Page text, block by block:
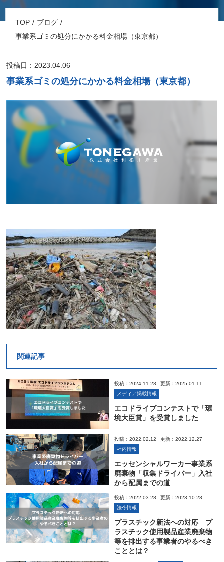
TOP
ブログ
事業系ゴミの処分にかかる料金相場（東京都）
投稿日：2023.04.06
事業系ゴミの処分にかかる料金相場（東京都）
関連記事
投稿：2024.11.28
更新：2025.01.11
メディア掲載情報
エコドライブコンテストで「環
境大臣賞」を受賞しました
投稿：2022.02.12
更新：2022.12.27
社内情報
エッセンシャルワーカー事業系
廃棄物「収集ドライバー」入社
から配属までの道
投稿：2022.03.28
更新：2023.10.28
法令情報
プラスチック新法への対応 プ
ラスチック使用製品産業廃棄物
等を排出する事業者のやるべき
こととは？